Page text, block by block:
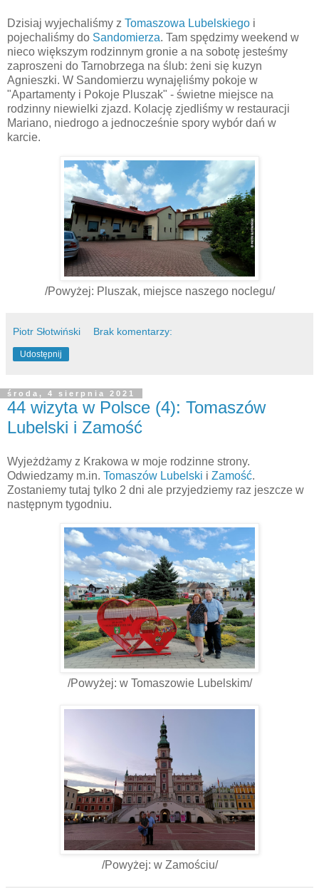
Dzisiaj wyjechaliśmy z Tomaszowa Lubelskiego i
pojechaliśmy do Sandomierza. Tam spędzimy weekend w
nieco większym rodzinnym gronie a na sobotę jesteśmy
zaproszeni do Tarnobrzega na ślub: żeni się kuzyn
Agnieszki. W Sandomierzu wynajęliśmy pokoje w
"Apartamenty i Pokoje Pluszak" - świetne miejsce na
rodzinny niewielki zjazd. Kolację zjedliśmy w restauracji
Mariano, niedrogo a jednocześnie spory wybór dań w
karcie.
/Powyżej: Pluszak, miejsce naszego noclegu/
Piotr Słotwiński Brak komentarzy:
Udostępnij
środa, 4 sierpnia 2021
44 wizyta w Polsce (4): Tomaszów
Lubelski i Zamość
Wyjeżdżamy z Krakowa w moje rodzinne strony.
Odwiedzamy m.in. Tomaszów Lubelski i Zamość.
Zostaniemy tutaj tylko 2 dni ale przyjedziemy raz jeszcze w
następnym tygodniu.
/Powyżej: w Tomaszowie Lubelskim/
/Powyżej: w Zamościu/